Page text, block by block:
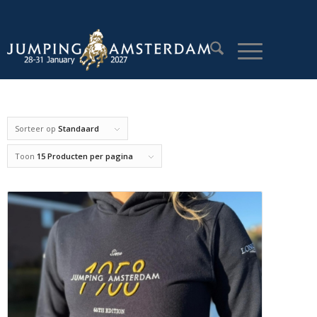
Sorteer op Standaard
Toon 15 Producten per pagina